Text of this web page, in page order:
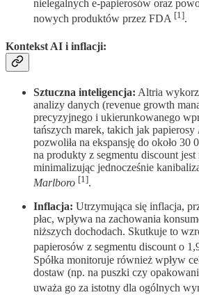
nielegalnych e-papierosów oraz
nowych produktów przez FDA [1].
Kontekst AI i inflacji:
Sztuczna inteligencja: Altria
analizy danych (revenue growth
precyzyjnego i ukierunkowanego
tańszych marek, takich jak papierosy
pozwoliła na ekspansję do około 30
na produkty z segmentu discount
minimalizując jednocześnie
Marlboro [1].
Inflacja: Utrzymująca się inflacja,
płac, wpływa na zachowania
niższych dochodach. Skutkuje to
papierosów z segmentu discount o
Spółka monitoruje również wpływ
dostaw (np. na puszki czy
uważa go za istotny dla ogólnych